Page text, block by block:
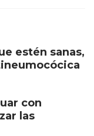
estén sanas,
con
las